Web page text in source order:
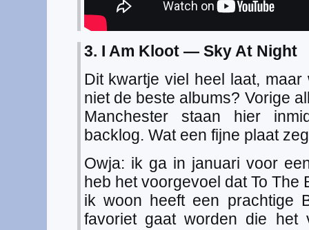
3. I Am Kloot — Sky At Night
Dit kwartje viel heel laat,
niet de beste albums? Vorige
Manchester staan hier
backlog. Wat een fijne plaat
Owja: ik ga in januari voor
heb het voorgevoel dat To The
ik woon heeft een prachtige
favoriet gaat worden die het